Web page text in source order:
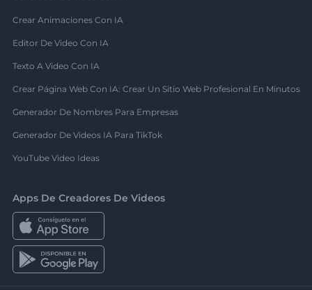
Crear Animaciones Con IA
Editor De Video Con IA
Texto A Video Con IA
Crear Página Web Con IA: Crear Un Sitio Web Profesional En Minutos
Generador De Nombres Para Empresas
Generador De Videos IA Para TikTok
YouTube Video Ideas
Apps De Creadores De Videos